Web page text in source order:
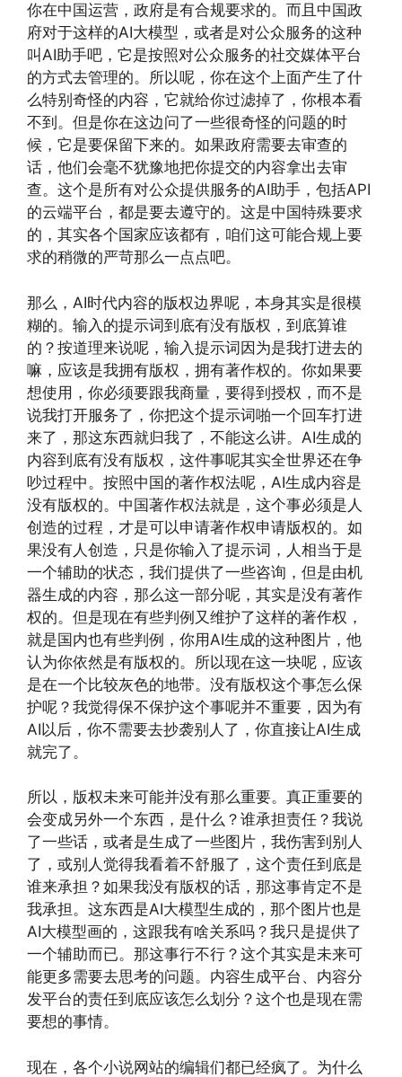
你在中国运营，政府是有合规要求的。而且中国政
府对于这样的AI大模型，或者是对公众服务的这种
叫AI助手吧，它是按照对公众服务的社交媒体平台
的方式去管理的。所以呢，你在这个上面产生了什
么特别奇怪的内容，它就给你过滤掉了，你根本看
不到。但是你在这边问了一些很奇怪的问题的时
候，它是要保留下来的。如果政府需要去审查的
话，他们会毫不犹豫地把你提交的内容拿出去审
查。这个是所有对公众提供服务的AI助手，包括API
的云端平台，都是要去遵守的。这是中国特殊要求
的，其实各个国家应该都有，咱们这可能合规上要
求的稍微的严苛那么一点点吧。
那么，AI时代内容的版权边界呢，本身其实是很模
糊的。输入的提示词到底有没有版权，到底算谁
的？按道理来说呢，输入提示词因为是我打进去的
嘛，应该是我拥有版权，拥有著作权的。你如果要
想使用，你必须要跟我商量，要得到授权，而不是
说我打开服务了，你把这个提示词啪一个回车打进
来了，那这东西就归我了，不能这么讲。AI生成的
内容到底有没有版权，这件事呢其实全世界还在争
吵过程中。按照中国的著作权法呢，AI生成内容是
没有版权的。中国著作权法就是，这个事必须是人
创造的过程，才是可以申请著作权申请版权的。如
果没有人创造，只是你输入了提示词，人相当于是
一个辅助的状态，我们提供了一些咨询，但是由机
器生成的内容，那么这一部分呢，其实是没有著作
权的。但是现在有些判例又维护了这样的著作权，
就是国内也有些判例，你用AI生成的这种图片，他
认为你依然是有版权的。所以现在这一块呢，应该
是在一个比较灰色的地带。没有版权这个事怎么保
护呢？我觉得保不保护这个事呢并不重要，因为有
AI以后，你不需要去抄袭别人了，你直接让AI生成
就完了。
所以，版权未来可能并没有那么重要。真正重要的
会变成另外一个东西，是什么？谁承担责任？我说
了一些话，或者是生成了一些图片，我伤害到别人
了，或别人觉得我看着不舒服了，这个责任到底是
谁来承担？如果我没有版权的话，那这事肯定不是
我承担。这东西是AI大模型生成的，那个图片也是
AI大模型画的，这跟我有啥关系吗？我只是提供了
一个辅助而已。那这事行不行？这个其实是未来可
能更多需要去思考的问题。内容生成平台、内容分
发平台的责任到底应该怎么划分？这个也是现在需
要想的事情。
现在，各个小说网站的编辑们都已经疯了。为什么